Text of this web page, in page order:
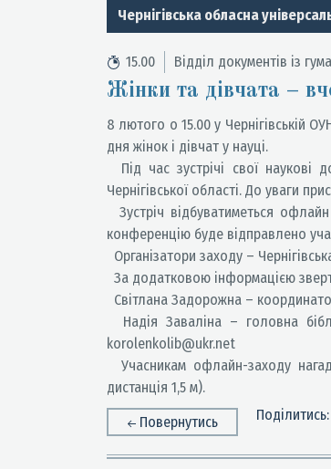
Чернігівська обласна
15.00 Відділ документів із
Жінки та дівчата –
8 лютого о 15.00 у Чернігівській
дня жінок і дівчат у науці.
Під час зустрічі свої наукові
Чернігівської області. До уваги
Зустріч відбуватиметься
конференцію буде відправлено
Організатори заходу –
За додатковою інформацією
Світлана Задорожна –
Надія Заваліна – головна
korolenkolib@ukr.net
Учасникам офлайн-заходу
дистанція 1,5 м).
Повернутись
Поділитись: